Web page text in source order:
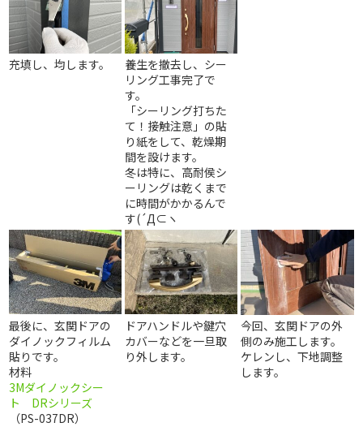
充填し、均します。
養生を撤去し、シー
リング工事完了で
す。
「シーリング打ちた
て！接触注意」の貼
り紙をして、乾燥期
間を設けます。
冬は特に、高耐侯シ
ーリングは乾くまで
に時間がかかるんで
す(´Д⊂ヽ
最後に、玄関ドアの
ダイノックフィルム
貼りです。
材料
3Mダイノックシー
ト DRシリーズ
（PS-037DR）
ドアハンドルや鍵穴
カバーなどを一旦取
り外します。
今回、玄関ドアの外
側のみ施工します。
ケレンし、下地調整
します。